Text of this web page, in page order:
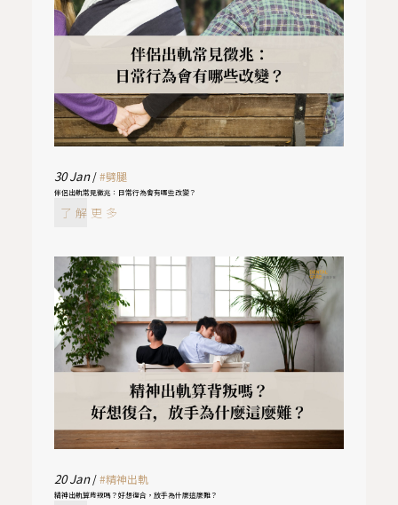
30Jan /#劈腿
伴侶出軌常見徵兆：日常行為會有哪些改變？
了解更多
20Jan /#精神出軌
精神出軌算背叛嗎？好想復合，放手為什麼這麼難？